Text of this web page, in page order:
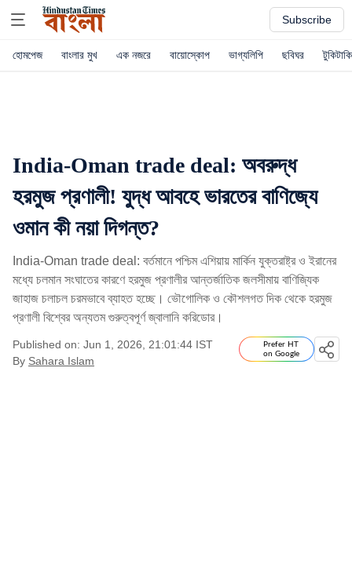
Subscribe
হোমপেজ বাংলার মুখ এক নজরে বায়োস্কোপ ভাগ্যলিপি ছবিঘর টুকিটাকি
India-Oman trade deal: অবরুদ্ধ
হরমুজ প্রণালী! যুদ্ধ আবহে ভারতের বাণিজ্যে
ওমান কী নয়া দিগন্ত?
India-Oman trade deal: বর্তমানে পশ্চিম এশিয়ায় মার্কিন যুক্তরাষ্ট্র ও ইরানের
মধ্যে চলমান সংঘাতের কারণে হরমুজ প্রণালীর আন্তর্জাতিক জলসীমায় বাণিজ্যিক
জাহাজ চলাচল চরমভাবে ব্যাহত হচ্ছে। ভৌগোলিক ও কৌশলগত দিক থেকে হরমুজ
প্রণালী বিশ্বের অন্যতম গুরুত্বপূর্ণ জ্বালানি করিডোর।
Published on: Jun 1, 2026, 21:01:44 IST
By Sahara Islam
Prefer HT
on Google